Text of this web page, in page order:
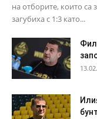
на отборите, които са
загубиха с 1:3 като...